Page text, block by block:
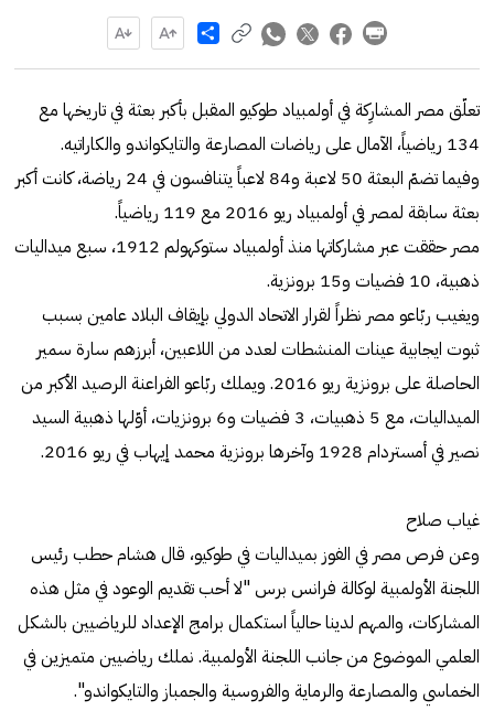
Share
تعلّق مصر المشارِكة في أولمبياد طوكيو المقبل بأكبر بعثة في تاريخها مع
134 رياضياً، الآمال على رياضات المصارعة والتايكواندو والكاراتيه.
وفيما تضمّ البعثة 50 لاعبة و84 لاعباً يتنافسون في 24 رياضة، كانت أكبر
بعثة سابقة لمصر في أولمبياد ريو 2016 مع 119 رياضياً.
مصر حققت عبر مشاركاتها منذ أولمبياد ستوكهولم 1912، سبع ميداليات
ذهبية، 10 فضيات و15 برونزية.
ويغيب ربّاعو مصر نظراً لقرار الاتحاد الدولي بإيقاف البلاد عامين بسبب
ثبوت ايجابية عينات المنشطات لعدد من اللاعبين، أبرزهم سارة سمير
الحاصلة على برونزية ريو 2016. ويملك ربّاعو الفراعنة الرصيد الأكبر من
الميداليات، مع 5 ذهبيات، 3 فضيات و6 برونزيات، أوّلها ذهبية السيد
نصير في أمستردام 1928 وآخرها برونزية محمد إيهاب في ريو 2016.
غياب صلاح
وعن فرص مصر في الفوز بميداليات في طوكيو، قال هشام حطب رئيس
اللجنة الأولمبية لوكالة فرانس برس "لا أحب تقديم الوعود في مثل هذه
المشاركات، والمهم لدينا حالياً استكمال برامج الإعداد للرياضيين بالشكل
العلمي الموضوع من جانب اللجنة الأولمبية. نملك رياضيين متميزين في
الخماسي والمصارعة والرماية والفروسية والجمباز والتايكواندو".